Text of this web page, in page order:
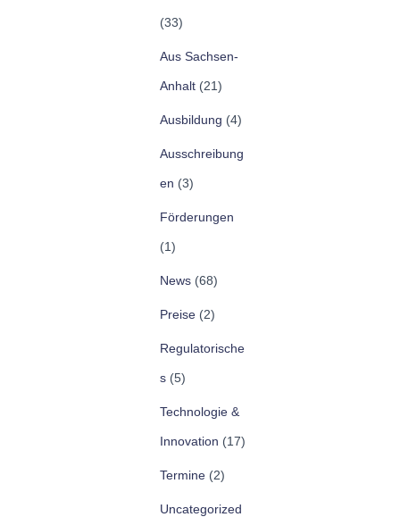
(33)
Aus Sachsen-
Anhalt (21)
Ausbildung (4)
Ausschreibung
en (3)
Förderungen
(1)
News (68)
Preise (2)
Regulatorische
s (5)
Technologie &
Innovation (17)
Termine (2)
Uncategorized